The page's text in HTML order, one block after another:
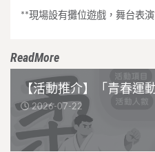
**現場設有攤位遊戲，舞台表
ReadMore
【活動推介】「青春運
2026-07-22